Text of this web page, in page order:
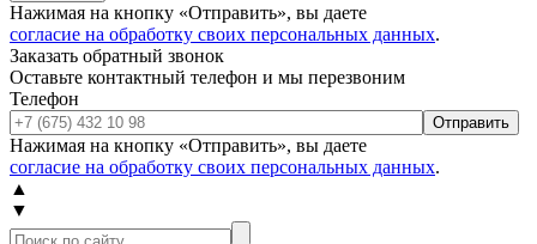
Нажимая на кнопку «Отправить», вы даете
согласие на обработку своих персональных данных.
Заказать обратный звонок
Оставьте контактный телефон и мы перезвоним
Телефон
Отправить
Нажимая на кнопку «Отправить», вы даете
согласие на обработку своих персональных данных.
▲
▼